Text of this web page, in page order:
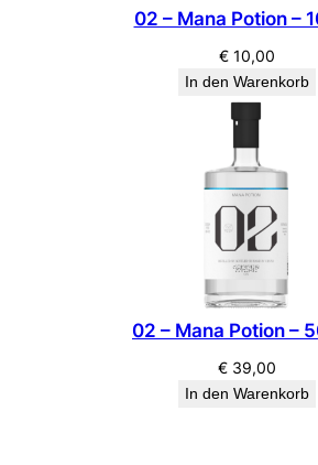
02 – Mana Potion –
€10,00
In den Warenkorb
02 – Mana Potion –
€39,00
In den Warenkorb